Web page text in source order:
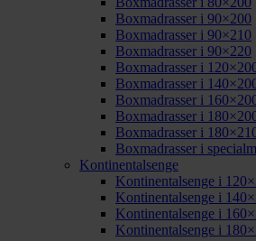
Boxmadrasser i 90×200
Boxmadrasser i 90×210
Boxmadrasser i 90×220
Boxmadrasser i
Boxmadrasser i
Boxmadrasser i
Boxmadrasser i
Boxmadrasser i
Boxmadrasser i
Kontinentalsenge
Kontinentalsenge i
Kontinentalsenge i
Kontinentalsenge i
Kontinentalsenge i